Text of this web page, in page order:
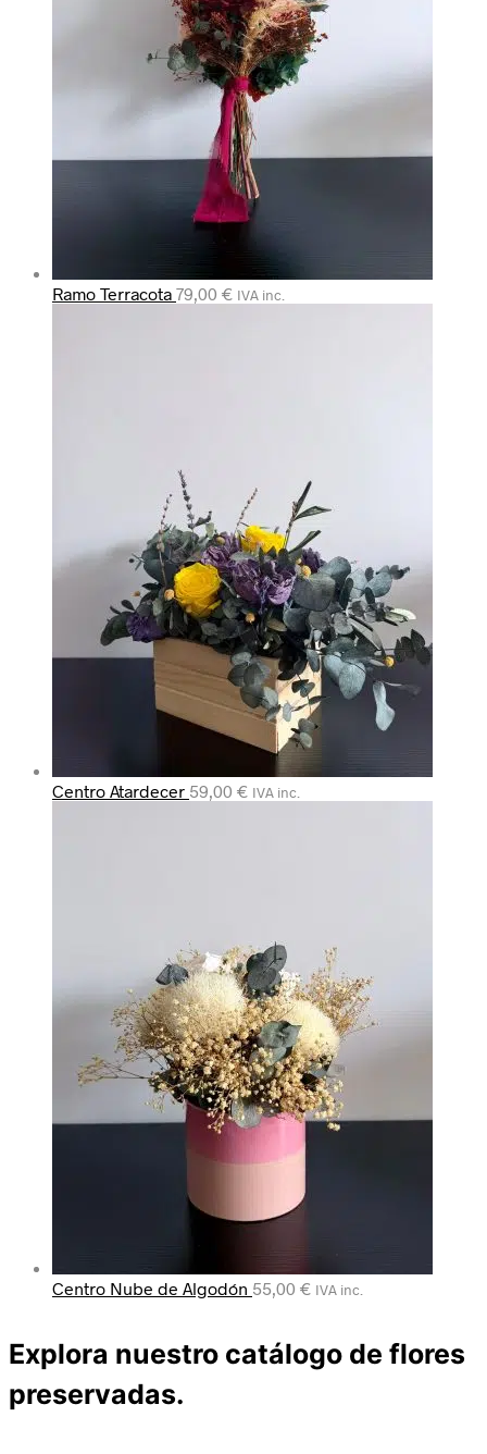
Ramo Terracota 79,00 € IVA inc.
Centro Atardecer 59,00 € IVA inc.
Centro Nube de Algodón 55,00 € IVA inc.
Explora nuestro catálogo de flores
preservadas.